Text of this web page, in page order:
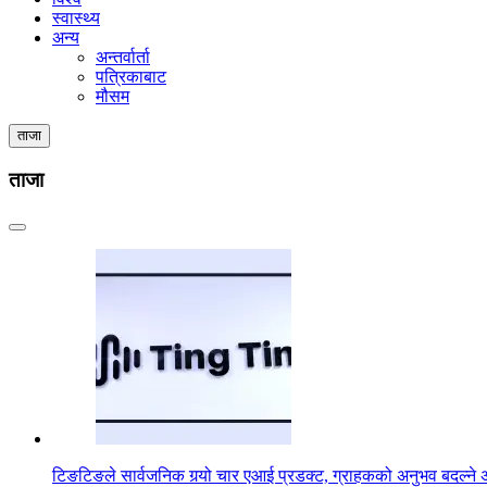
स्वास्थ्य
अन्य
अन्तर्वार्ता
पत्रिकाबाट
मौसम
ताजा
ताजा
टिङटिङले सार्वजनिक गर्‍यो चार एआई प्रडक्ट, ग्राहकको अनुभव बदल्ने